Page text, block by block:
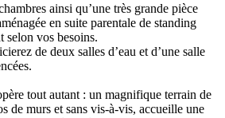
ainsi qu’une très grande pièce
en suite parentale de standing
selon vos besoins.
de deux salles d’eau et d’une salle
tout autant : un magnifique terrain de
de murs et sans vis-à-vis, accueille une